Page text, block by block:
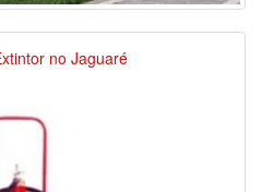
no Jaguaré